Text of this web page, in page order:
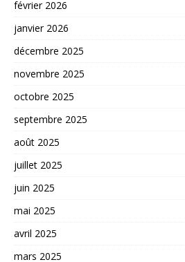
février 2026
janvier 2026
décembre 2025
novembre 2025
octobre 2025
septembre 2025
août 2025
juillet 2025
juin 2025
mai 2025
avril 2025
mars 2025